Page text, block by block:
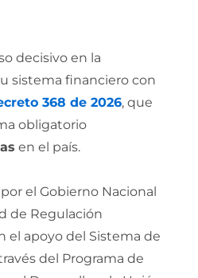
decisivo en la
sistema financiero con
368 de 2026, que
obligatorio
en el país.
el Gobierno Nacional
de Regulación
el apoyo del Sistema de
del Programa de